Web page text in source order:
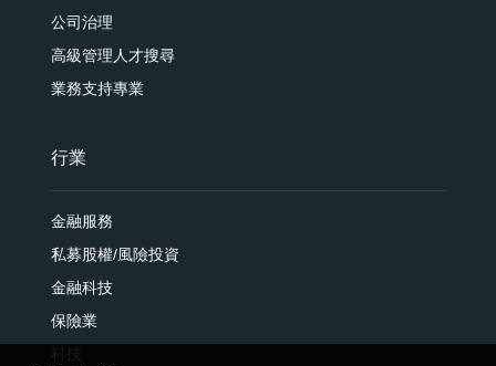
公司治理
高級管理人才搜尋
業務支持專業
行業
金融服務
私募股權/風險投資
金融科技
保險業